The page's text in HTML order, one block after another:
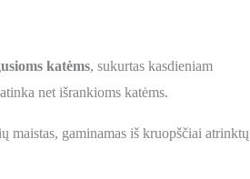
katėms, sukurtas kasdieniam
net išrankioms katėms.
gaminamas iš kruopščiai atrinktų